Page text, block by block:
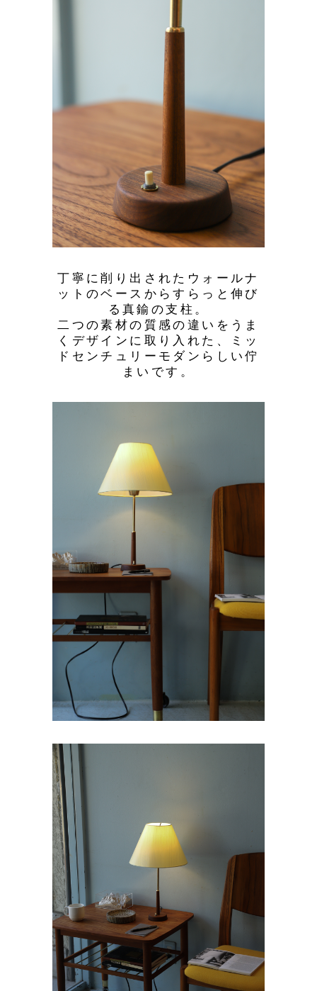
丁寧に削り出されたウォールナ
ットのベースからすらっと伸び
る真鍮の支柱。
二つの素材の質感の違いをうま
くデザインに取り入れた、ミッ
ドセンチュリーモダンらしい佇
まいです。